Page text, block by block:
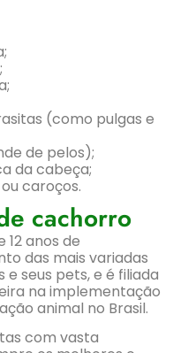
(como pulgas e
de pelos);
da cabeça;
caroços.
cachorro
12 anos de
das mais variadas
seus pets, e é filiada
na implementação
animal no Brasil.
com vasta